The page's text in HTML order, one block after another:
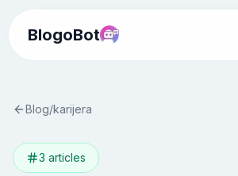
BlogoBot
Blog/karijera
3 articles